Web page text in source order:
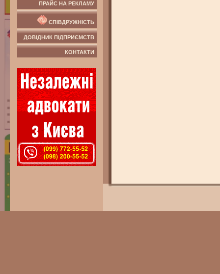
ПРАЙС НА РЕКЛАМУ
СПІВДРУЖНІСТЬ
ДОВІДНИК ПІДПРИЄМСТВ
КОНТАКТИ